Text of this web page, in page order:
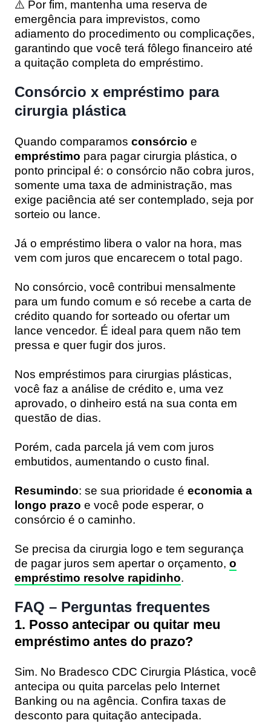
⚠️ Por fim, mantenha uma reserva de
emergência para imprevistos, como
adiamento do procedimento ou complicações,
garantindo que você terá fôlego financeiro até
a quitação completa do empréstimo.
Consórcio x empréstimo para
cirurgia plástica
Quando comparamos consórcio e
empréstimo para pagar cirurgia plástica, o
ponto principal é: o consórcio não cobra juros,
somente uma taxa de administração, mas
exige paciência até ser contemplado, seja por
sorteio ou lance.
Já o empréstimo libera o valor na hora, mas
vem com juros que encarecem o total pago.
No consórcio, você contribui mensalmente
para um fundo comum e só recebe a carta de
crédito quando for sorteado ou ofertar um
lance vencedor. É ideal para quem não tem
pressa e quer fugir dos juros.
Nos empréstimos para cirurgias plásticas,
você faz a análise de crédito e, uma vez
aprovado, o dinheiro está na sua conta em
questão de dias.
Porém, cada parcela já vem com juros
embutidos, aumentando o custo final.
Resumindo: se sua prioridade é economia a
longo prazo e você pode esperar, o
consórcio é o caminho.
Se precisa da cirurgia logo e tem segurança
de pagar juros sem apertar o orçamento, o
empréstimo resolve rapidinho.
FAQ – Perguntas frequentes
1. Posso antecipar ou quitar meu
empréstimo antes do prazo?
Sim. No Bradesco CDC Cirurgia Plástica, você
antecipa ou quita parcelas pelo Internet
Banking ou na agência. Confira taxas de
desconto para quitação antecipada.